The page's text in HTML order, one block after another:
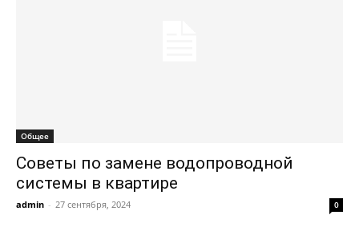
Общее
Советы по замене водопроводной
системы в квартире
admin - 27 сентября, 2024 0